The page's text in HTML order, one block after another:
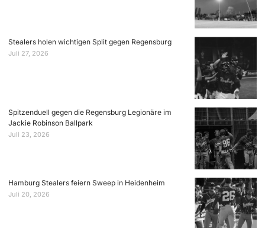
Stealers holen wichtigen Split gegen Regensburg
Juli 27, 2026
Spitzenduell gegen die Regensburg Legionäre im
Jackie Robinson Ballpark
Juli 23, 2026
Hamburg Stealers feiern Sweep in Heidenheim
Juli 20, 2026